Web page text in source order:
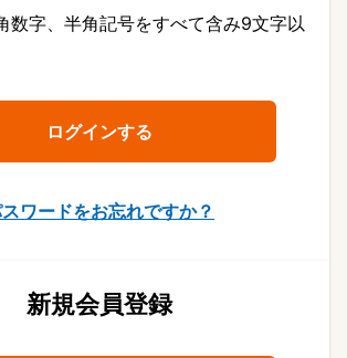
数字、半角記号をすべて含み9文字以
ワードをお忘れですか？
新規会員登録